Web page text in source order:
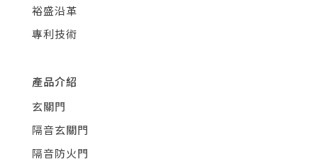
裕盛沿革
專利技術
產品介紹
玄關門
隔音玄關門
隔音防火門